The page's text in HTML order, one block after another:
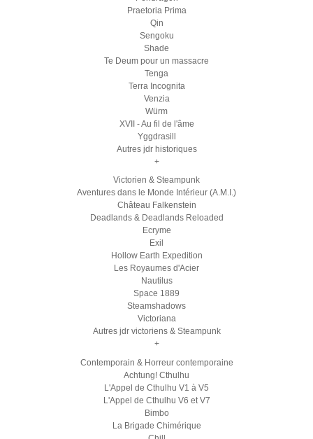
Praetoria Prima
Qin
Sengoku
Shade
Te Deum pour un massacre
Tenga
Terra Incognita
Venzia
Würm
XVII - Au fil de l'âme
Yggdrasill
Autres jdr historiques
+
Victorien & Steampunk
Aventures dans le Monde Intérieur (A.M.I.)
Château Falkenstein
Deadlands & Deadlands Reloaded
Ecryme
Exil
Hollow Earth Expedition
Les Royaumes d'Acier
Nautilus
Space 1889
Steamshadows
Victoriana
Autres jdr victoriens & Steampunk
+
Contemporain & Horreur contemporaine
Achtung! Cthulhu
L'Appel de Cthulhu V1 à V5
L'Appel de Cthulhu V6 et V7
Bimbo
La Brigade Chimérique